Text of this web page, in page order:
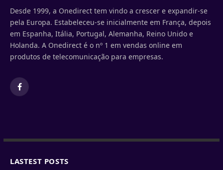
Desde 1999, a Onedirect tem vindo a crescer e expandir-se
pela Europa. Estabeleceu-se inicialmente em França, depois
em Espanha, Itália, Portugal, Alemanha, Reino Unido e
Holanda. A Onedirect é o nº 1 em vendas online em
produtos de telecomunicação para empresas.
Facebook
LASTEST POSTS